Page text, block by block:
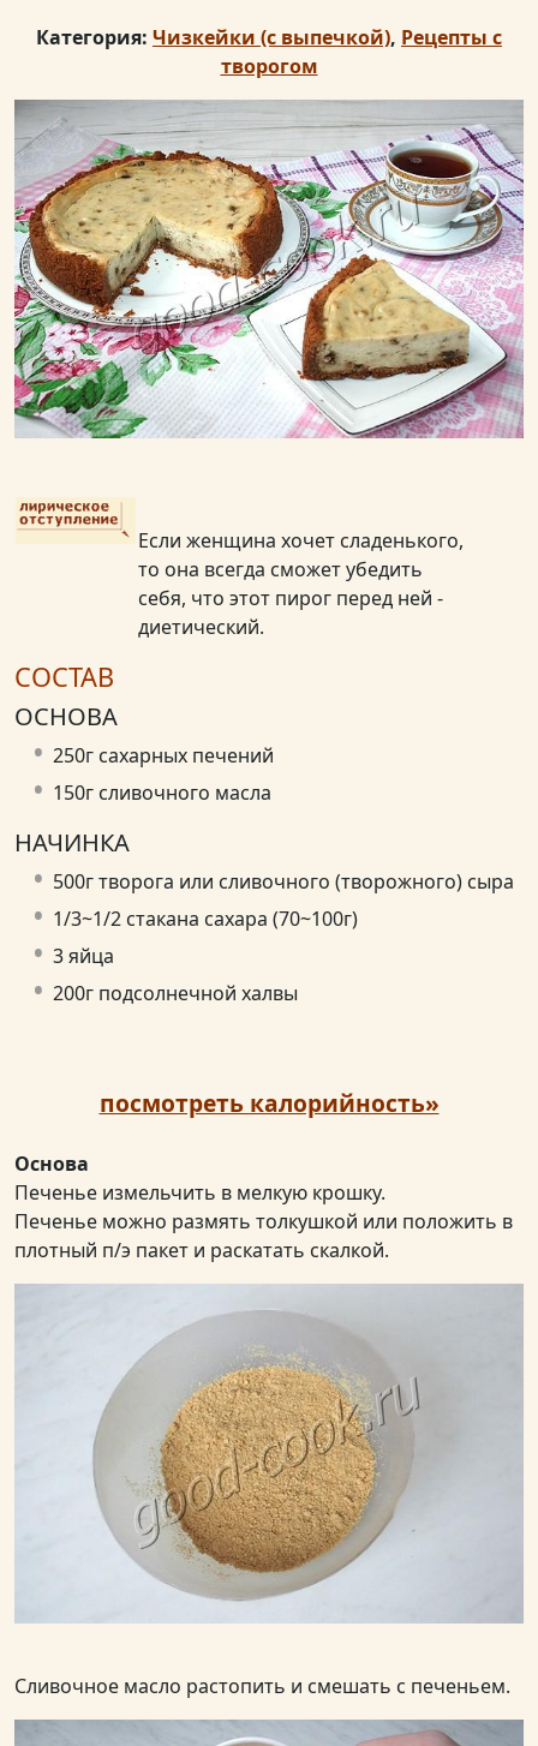
Категория: Чизкейки (с выпечкой), Рецепты с
творогом
Если женщина хочет сладенького,
то она всегда сможет убедить
себя, что этот пирог перед ней -
диетический.
СОСТАВ
ОСНОВА
250г сахарных печений
150г сливочного масла
НАЧИНКА
500г творога или сливочного (творожного) сыра
1/3~1/2 стакана сахара (70~100г)
3 яйца
200г подсолнечной халвы
посмотреть калорийность»
Основа
Печенье измельчить в мелкую крошку.
Печенье можно размять толкушкой или положить в
плотный п/э пакет и раскатать скалкой.
Сливочное масло растопить и смешать с печеньем.